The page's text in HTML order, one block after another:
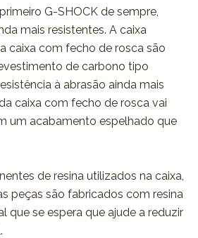
G-SHOCK de sempre,
mais resistentes. A caixa
caixa com fecho de rosca são
de carbono tipo
à abrasão ainda mais
caixa com fecho de rosca vai
um acabamento espelhado que
de resina utilizados na caixa,
peças são fabricados com resina
que se espera que ajude a reduzir